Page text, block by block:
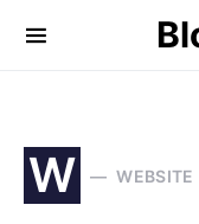
W WEBSITE